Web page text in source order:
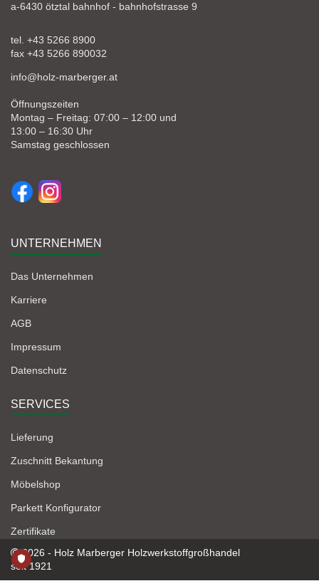
a-6430 ötztal bahnhof - bahnhofstrasse 9
tel. +43 5266 8900
fax +43 5266 890032
info@holz-marberger.at
Öffnungszeiten
Montag – Freitag: 07:00 – 12:00 und
13:00 – 16:30 Uhr
Samstag geschlossen
UNTERNEHMEN
Das Unternehmen
Karriere
AGB
Impressum
Datenschutz
SERVICES
Lieferung
Zuschnitt Bekantung
Möbelshop
Parkett Konfigurator
Zertifikate
2026 - Holz Marberger Holzwerkstoffgroßhandel
seit 1921